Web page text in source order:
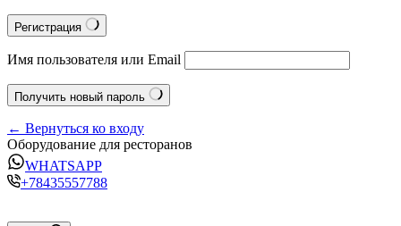
Регистрация
Имя пользователя или Email
Получить новый пароль
← Вернуться ко входу
Оборудование для ресторанов
WHATSAPP
+78435557788